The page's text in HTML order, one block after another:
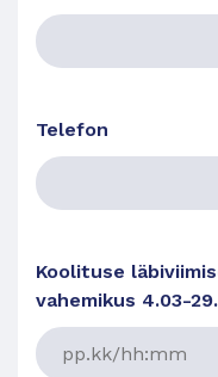
Telefon
Koolituse
vahemikus 4.03-